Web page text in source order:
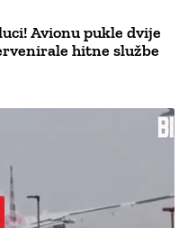
Avionu pukle dvije
hitne službe